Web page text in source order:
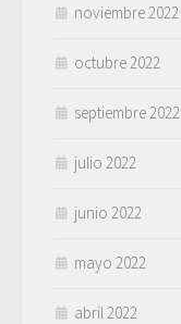
noviembre 2022
octubre 2022
septiembre 2022
julio 2022
junio 2022
mayo 2022
abril 2022